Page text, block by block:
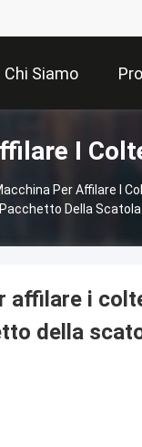
Chi Siamo
I
Per Affilare I
Pacchetto Della Scatola
affilare i
della